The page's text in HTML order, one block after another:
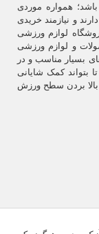
همواره موردی
و نیازمند خریدی
لوازم ورزشی
و لوازم ورزشی
بسیار مناسب و در
بتواند کمک شایانی
بردن سطح ورزش